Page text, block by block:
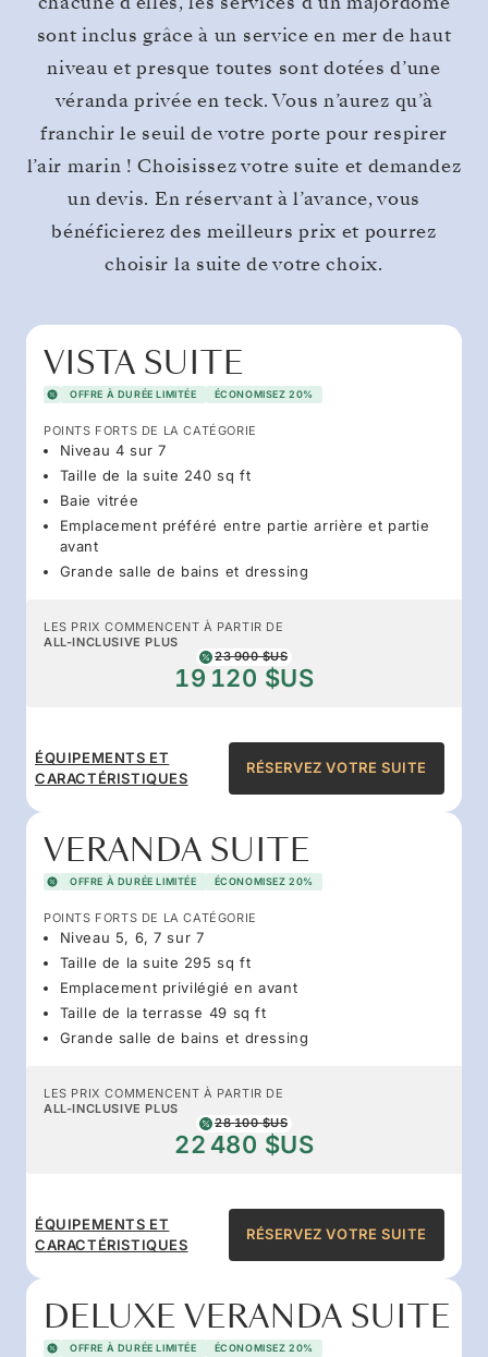
sont inclus grâce à un service en mer de haut
niveau et presque toutes sont dotées d’une
véranda privée en teck. Vous n’aurez qu’à
franchir le seuil de votre porte pour respirer
l’air marin ! Choisissez votre suite et demandez
un devis. En réservant à l’avance, vous
bénéficierez des meilleurs prix et pourrez
choisir la suite de votre choix.
VISTA SUITE
OFFRE À DURÉE LIMITÉE ÉCONOMISEZ 20%
POINTS FORTS DE LA CATÉGORIE
Niveau 4 sur 7
Taille de la suite 240 sq ft
Baie vitrée
Emplacement préféré entre partie arrière et partie
avant
Grande salle de bains et dressing
LES PRIX COMMENCENT À PARTIR DE
ALL-INCLUSIVE PLUS
23 900 $US
19 120 $US
ÉQUIPEMENTS ET
CARACTÉRISTIQUES
RÉSERVEZ VOTRE SUITE
VERANDA SUITE
OFFRE À DURÉE LIMITÉE ÉCONOMISEZ 20%
POINTS FORTS DE LA CATÉGORIE
Niveau 5, 6, 7 sur 7
Taille de la suite 295 sq ft
Emplacement privilégié en avant
Taille de la terrasse 49 sq ft
Grande salle de bains et dressing
LES PRIX COMMENCENT À PARTIR DE
ALL-INCLUSIVE PLUS
28 100 $US
22 480 $US
ÉQUIPEMENTS ET
CARACTÉRISTIQUES
RÉSERVEZ VOTRE SUITE
DELUXE VERANDA SUITE
OFFRE À DURÉE LIMITÉE ÉCONOMISEZ 20%